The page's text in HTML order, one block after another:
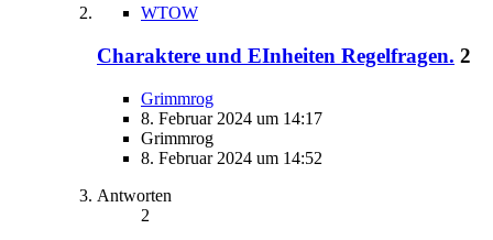
WTOW
Charaktere und EInheiten Regelfragen. 2
Grimmrog
8. Februar 2024 um 14:17
Grimmrog
8. Februar 2024 um 14:52
Antworten
2